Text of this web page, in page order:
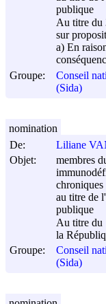
publique
Au titre du
sur
a) En
Groupe:
Conseil
(Sida)
De:
Liliane
Objet:
membres
chroniques
au titre de
publique
Au titre du
la
Groupe:
Conseil
(Sida)
nomination